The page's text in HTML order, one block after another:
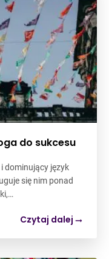
do sukcesu
dominujący język
się nim ponad
Czytaj dalej